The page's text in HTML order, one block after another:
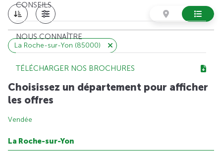
CONSEILS
NOUS CONNAÎTRE
TÉLÉCHARGER NOS BROCHURES
La Roche-sur-Yon (85000)
Choisissez un département pour afficher
les offres
Vendée
La Roche-sur-Yon